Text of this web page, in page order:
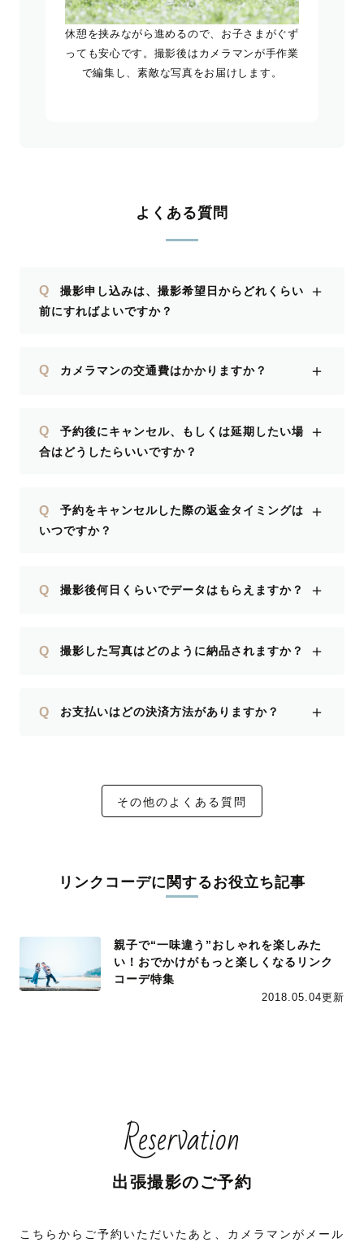
休憩を挟みながら進めるので、お子さまがぐず
っても安心です。撮影後はカメラマンが手作業
で編集し、素敵な写真をお届けします。
よくある質問
Q
撮影申し込みは、撮影希望日からどれくらい
前にすればよいですか？
＋
Q カメラマンの交通費はかかりますか？ ＋
Q
予約後にキャンセル、もしくは延期したい場
合はどうしたらいいですか？
＋
Q
予約をキャンセルした際の返金タイミングは
いつですか？
＋
Q 撮影後何日くらいでデータはもらえますか？ ＋
Q 撮影した写真はどのように納品されますか？ ＋
Q お支払いはどの決済方法がありますか？ ＋
その他のよくある質問
リンクコーデに関するお役立ち記事
親子で“一味違う”おしゃれを楽しみた
い！おでかけがもっと楽しくなるリンク
コーデ特集
2018.05.04更新
Reservation
出張撮影のご予約
こちらからご予約いただいたあと、カメラマンがメール